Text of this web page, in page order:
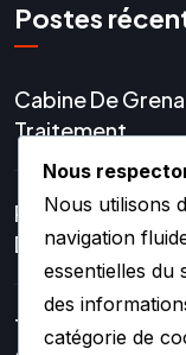
Postes
Cabine De
Traitement
Réparation Et
De Turbo
Turbos Hybrides
Nous
Nous utilisons
navigation
essentielles du
des
catégorie de